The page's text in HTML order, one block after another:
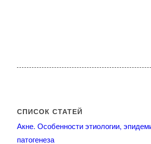
СПИСОК СТАТЕЙ
Акне. Особенности этиологии,
патогенеза